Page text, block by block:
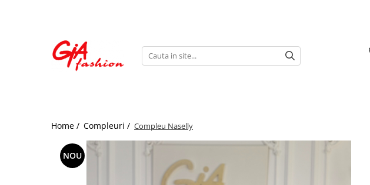
Produsele noastre
Rochii elegante
Home / Compleuri / Compleu Naselly
NOU